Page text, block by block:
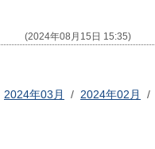
(2024年08月15日 15:35)
2024年03月 / 2024年02月
/